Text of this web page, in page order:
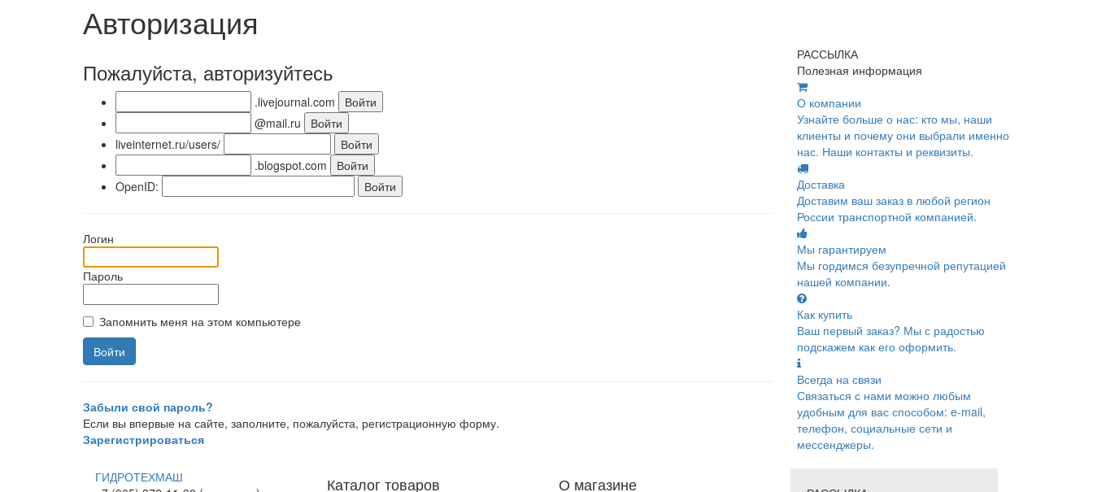
Авторизация
Пожалуйста, авторизуйтесь
.livejournal.com
@mail.ru
liveinternet.ru/users/
.blogspot.com
OpenID:
Логин
Пароль
Запомнить меня на этом компьютере
Забыли свой пароль?
Если вы впервые на сайте, заполните, пожалуйста, регистрационную форму.
Зарегистрироваться
РАССЫЛКА
Полезная информация
О компании
Узнайте больше о нас: кто мы, наши
клиенты и почему они выбрали именно
нас. Наши контакты и реквизиты.
Доставка
Доставим ваш заказ в любой регион
России транспортной компанией.
Мы гарантируем
Мы гордимся безупречной репутацией
нашей компании.
Как купить
Ваш первый заказ? Мы с радостью
подскажем как его оформить.
Всегда на связи
Связаться с нами можно любым
удобным для вас способом: e-mail,
телефон, социальные сети и
мессенджеры.
О магазине
Каталог товаров
ГИДРОТЕХМАШ